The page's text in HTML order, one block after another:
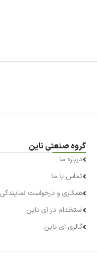
گروه صنعتی ناین
درباره ما
تماس با ما
همکاری و درخواست نمایندگی
استخدام در آی ناین
گالری آی ناین